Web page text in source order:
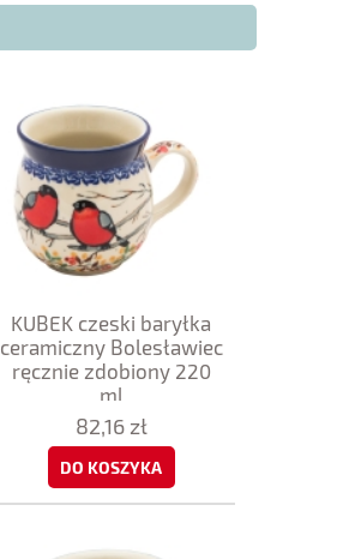
KUBEK czeski baryłka
ceramiczny Bolesławiec
ręcznie zdobiony 220
ml
82,16 zł
DO KOSZYKA